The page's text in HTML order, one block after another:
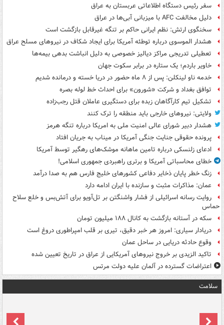
سفر رئیس دستگاه اطلاعاتی عربستان به عراق
دلیل مخالفت AFC با میزبانی آبی‌ها در عراق
سخنگوی ارتش: نظم ایرانی حاکم بر تنگه غیرقابل بازگشت است
هشدار الموسوی درباره توطئه آمریکا برای ایجاد شکاف در نیروهای مسلح عراق
تعطیلی تدریجی مراکز دیالیز خصوصی به دلیل انباشت بدهی بیمه‌ها
خاویر باردم؛ یک ستاره در برابر سکوت جهان
خدمه ناو لینکلن: پس از ۸ ماه حضور در دریا خسته و درمانده‌ شدیم
توافق بغداد و شرکت «شورون» برای احداث خط لوله بصره
تشکیل تیم کارآگاهان زبده برای دستگیری عاملان قتل رجب‌زاده
ولایتی: نیروهای خارجی باید منطقه را ترک کنند
هشدار دبیر شورای عالی امنیت ملی به امریکا درباره تنگه هرمز
پرونده حقوقی جنایت جنگی آمریکا در میناب به جریان افتاد
ادعای زلنسکی درباره تامین ماهانه موشک‌های رهگیر توسط آمریکا
خطای محاسباتی آمریکا و برتری راهبردی جمهوری اسلامی!
زنگ خطر پایان ذخایر دفاعی کشورهای خلیج فارس هم به صدا درآمد
عمان: مذاکرات مثبت و سازنده با ایران ادامه دارد
روایت رسانه اسرائیلی از فشار واشنگتن بر تل‌آویو برای آتش‌بس و خلع سلاح
حماس
سکه در آستانه بازگشت به کانال ۱۸۸ میلیون تومان
دریادار سیاری: امروز هر خبر دقیق، تیری بر قلب امپراطوری دروغ است
وقوع حادثه دریایی در ساحل عمان
تاکید الزیدی بر خروج نیروهای آمریکایی از عراق در تاریخ تعیین شده
اعتراضات گسترده در آلمان علیه دولت مرتس
سلامت